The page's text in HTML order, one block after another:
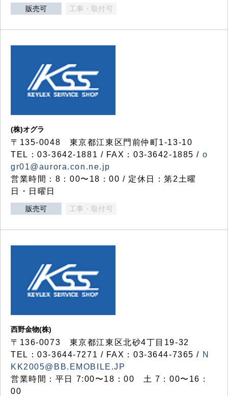
販売可 工事・取付可
(株)オグラ
〒135-0048 東京都江東区門前仲町1-13-10
TEL：03-3642-1881 / FAX：03-3642-1885 / o
gr01@aurora.con.ne.jp
営業時間：8：00〜18：00 / 定休日：第2土曜
日・日曜日
販売可 工事・取付可
西野金物(株)
〒136-0073 東京都江東区北砂4丁目19-32
TEL：03‐3644‐7271 / FAX：03-3644-7365 / N
KK2005@BB.EMOBILE.JP
営業時間：平日 7:00〜18：00 土 7：00〜16：
00